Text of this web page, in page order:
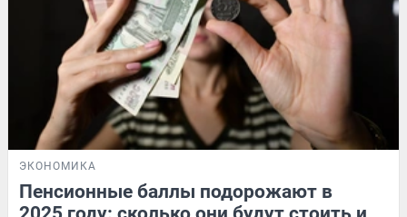
ЭКОНОМИКА
Пенсионные баллы подорожают в